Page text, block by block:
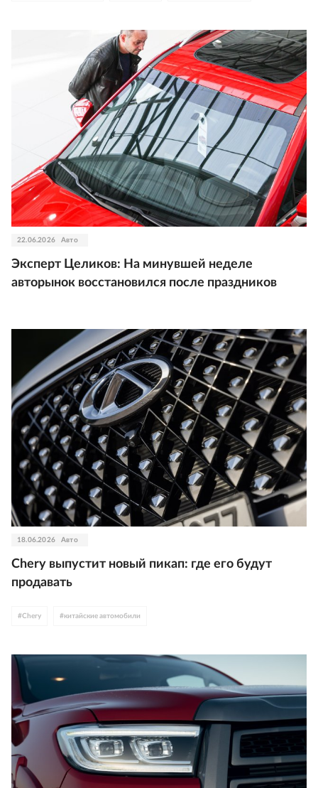
22.06.2026 Авто
Эксперт Целиков: На минувшей неделе
авторынок восстановился после праздников
18.06.2026 Авто
Chery выпустит новый пикап: где его будут
продавать
#Chery #китайские автомобили